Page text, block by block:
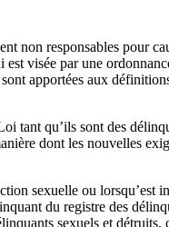
non responsables pour
visée par une
apportées aux
tant qu’ils sont des
dont les nouvelles
sexuelle ou
du registre des
sexuels et